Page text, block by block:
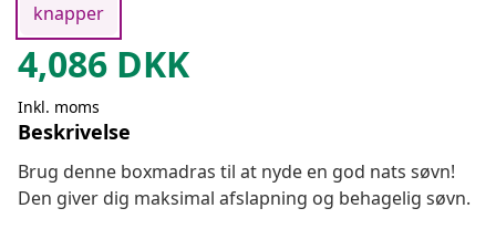
knapper
4,086 DKK
Inkl. moms
Beskrivelse
Brug denne boxmadras til at nyde en god nats søvn!
Den giver dig maksimal afslapning og behagelig søvn.